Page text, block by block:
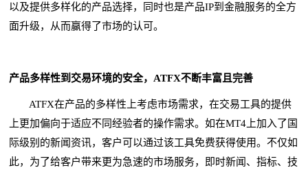
以及提供多样化的产品选择，同时也是产品IP到金融服务的全方
面升级，从而赢得了市场的认可。
产品多样性到交易环境的安全，ATFX不断丰富且完善
ATFX在产品的多样性上考虑市场需求，在交易工具的提供
上更加偏向于适应不同经验者的操作需求。如在MT4上加入了国
际级别的新闻资讯，客户可以通过该工具免费获得使用。不仅如
此，为了给客户带来更为急速的市场服务，即时新闻、指标、技